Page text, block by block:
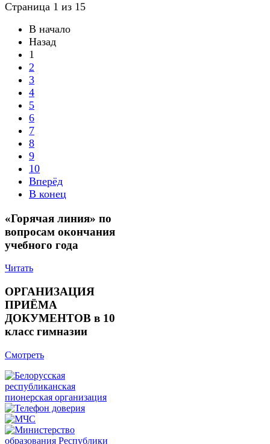
Страница 1 из 15
В начало
Назад
1
2
3
4
5
6
7
8
9
10
Вперёд
В конец
«Горячая линия» по
вопросам окончания
учебного года
Читать
ОРГАНИЗАЦИЯ
ПРИЁМА
ДОКУМЕНТОВ в 10
класс гимназии
Смотреть